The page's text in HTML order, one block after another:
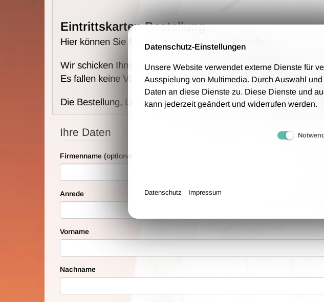
Eintrittskarten Bestellung
Hier können Sie Ihre Eintrittskarten online bestellen.
Wir schicken Ihne die Karten per Post und auf Rechnung zu.
Es fallen keine Vorverkaufs- und Bearbeitungsgebühren an -
Die Bestellung, Lieferung und Zahlung erfolgt auf Grundlage
Ihre Daten
Firmenname (optional)
Anrede
Vorname
Nachname
Datenschutz-Einstellungen
Unsere Website verwendet externe Dienste für
Ausspielung von Multimedia. Durch Auswahl
Daten an diese Dienste zu. Diese Dienste und
kann jederzeit geändert und widerrufen werden.
Datenschutz Impressum